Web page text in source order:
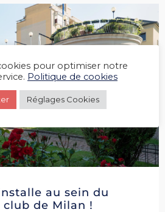
au sein du
de Milan !
pour optimiser notre
Politique de cookies
Réglages Cookies